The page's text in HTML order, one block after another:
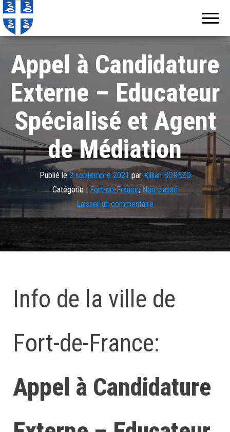
Appel à Candidature
Externe – Educateur
Spécialisé et Agent
de Médiation
Publié le2 septembre 2021 par Killian BOREZO
Catégorie : Fort-de-France, Non classé
Laisser un commentaire
Info de la ville de
Fort-de-France:
Appel à Candidature